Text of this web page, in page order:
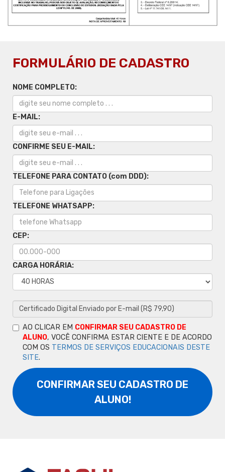
FORMULÁRIO DE CADASTRO
NOME COMPLETO:
E-MAIL:
CONFIRME SEU E-MAIL:
TELEFONE PARA CONTATO (com DDD):
TELEFONE WHATSAPP:
CEP:
CARGA HORÁRIA:
AO CLICAR EM CONFIRMAR SEU CADASTRO DE
ALUNO, VOCÊ CONFIRMA ESTAR CIENTE E DE ACORDO
COM OS TERMOS DE SERVIÇOS EDUCACIONAIS DESTE
SITE.
CONFIRMAR SEU CADASTRO DE
ALUNO!